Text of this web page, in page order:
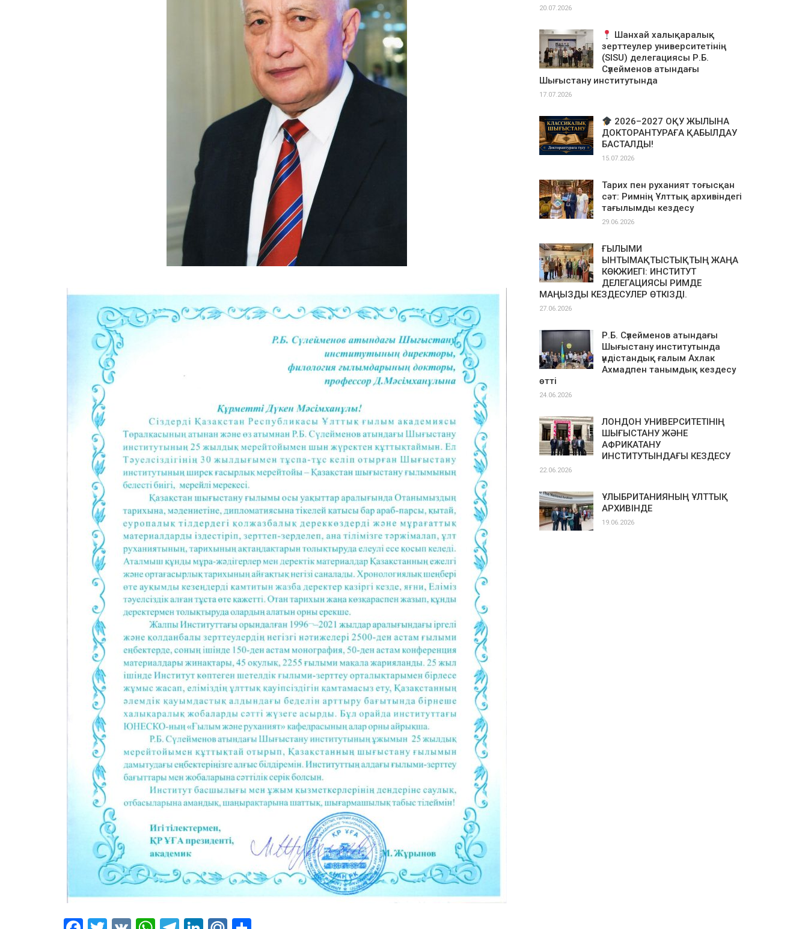
20.07.2026
Шанхай халықаралық
зерттеулер университетінің
(SISU) делегациясы Р.Б.
Сүлейменов атындағы
Шығыстану институтында
17.07.2026
2026–2027 ОҚУ ЖЫЛЫНА
ДОКТОРАНТУРАҒА ҚАБЫЛДАУ
БАСТАЛДЫ!
15.07.2026
Тарих пен руханият тоғысқан
сәт: Римнің Ұлттық архивіндегі
тағылымды кездесу
29.06.2026
ҒЫЛЫМИ
ЫНТЫМАҚТЫСТЫҚТЫҢ ЖАҢА
КӨКЖИЕГІ: ИНСТИТУТ
ДЕЛЕГАЦИЯСЫ РИМДЕ
МАҢЫЗДЫ КЕЗДЕСУЛЕР ӨТКІЗДІ.
27.06.2026
Р.Б. Сүлейменов атындағы
Шығыстану институтында
үндістандық ғалым Ахлак
Ахмадпен танымдық кездесу
өтті
24.06.2026
ЛОНДОН УНИВЕРСИТЕТІНІҢ
ШЫҒЫСТАНУ ЖӘНЕ
АФРИКАТАНУ
ИНСТИТУТЫНДАҒЫ КЕЗДЕСУ
22.06.2026
ҰЛЫБРИТАНИЯНЫҢ ҰЛТТЫҚ
АРХИВІНДЕ
19.06.2026